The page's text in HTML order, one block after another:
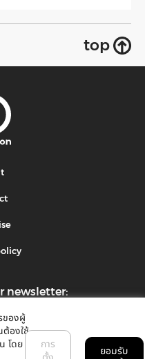
top
newsletter:
submit
ของผู้
องใช้
โดย
การ
ยอมรับ